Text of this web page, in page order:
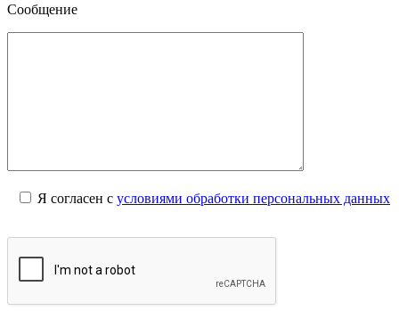
Сообщение
Я согласен с условиями обработки персональных данных